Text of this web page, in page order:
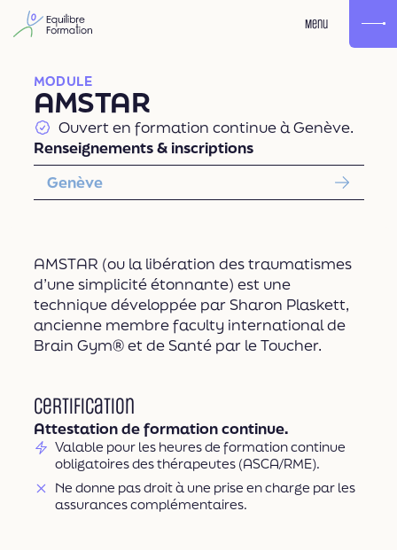
Menu
MODULE
AMSTAR
Ouvert en formation continue à Genève.
Renseignements & inscriptions
Genève
AMSTAR (ou la libération des traumatismes
d’une simplicité étonnante) est une
technique développée par Sharon Plaskett,
ancienne membre faculty international de
Brain Gym® et de Santé par le Toucher.
Certification
Attestation de formation continue.
Valable pour les heures de formation continue
obligatoires des thérapeutes (ASCA/RME).
Ne donne pas droit à une prise en charge par les
assurances complémentaires.